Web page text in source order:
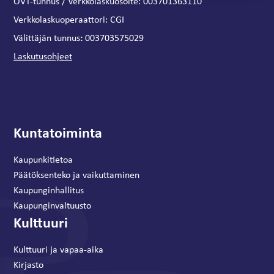
Verkkolaskuoperaattori: CGI
Välittäjän tunnus:003703575029
Laskutusohjeet
Kuntatoiminta
Kaupunkitietoa
Päätöksenteko ja vaikuttaminen
Kaupunginhallitus
Kaupunginvaltuusto
Kulttuuri
Kulttuuri ja vapaa-aika
Kirjasto